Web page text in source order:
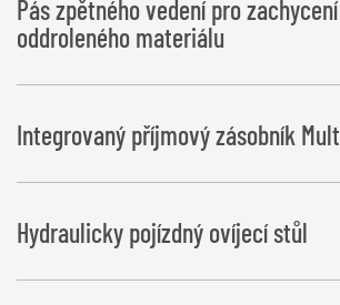
Pás zpětného vedení pro
oddroleného materiálu
Integrovaný příjmový zásobník
Pracovní šířka 3,5 m
Hydraulicky pojízdný ovíjecí stůl